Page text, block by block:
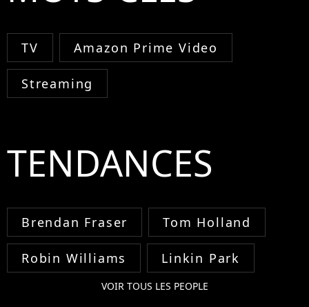
TV Amazon Prime Video
Streaming
TENDANCES
Brendan Fraser Tom Holland
Robin Williams Linkin Park
VOIR TOUS LES PEOPLE